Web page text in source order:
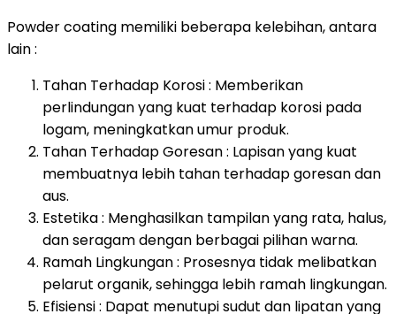
Powder coating memiliki beberapa kelebihan, antara
lain :
Tahan Terhadap Korosi : Memberikan
perlindungan yang kuat terhadap korosi pada
logam, meningkatkan umur produk.
Tahan Terhadap Goresan : Lapisan yang kuat
membuatnya lebih tahan terhadap goresan dan
aus.
Estetika : Menghasilkan tampilan yang rata, halus,
dan seragam dengan berbagai pilihan warna.
Ramah Lingkungan : Prosesnya tidak melibatkan
pelarut organik, sehingga lebih ramah lingkungan.
Efisiensi : Dapat menutupi sudut dan lipatan yang